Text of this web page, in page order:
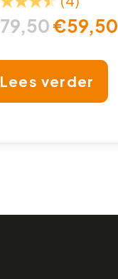
79,50€59,50
Lees verder